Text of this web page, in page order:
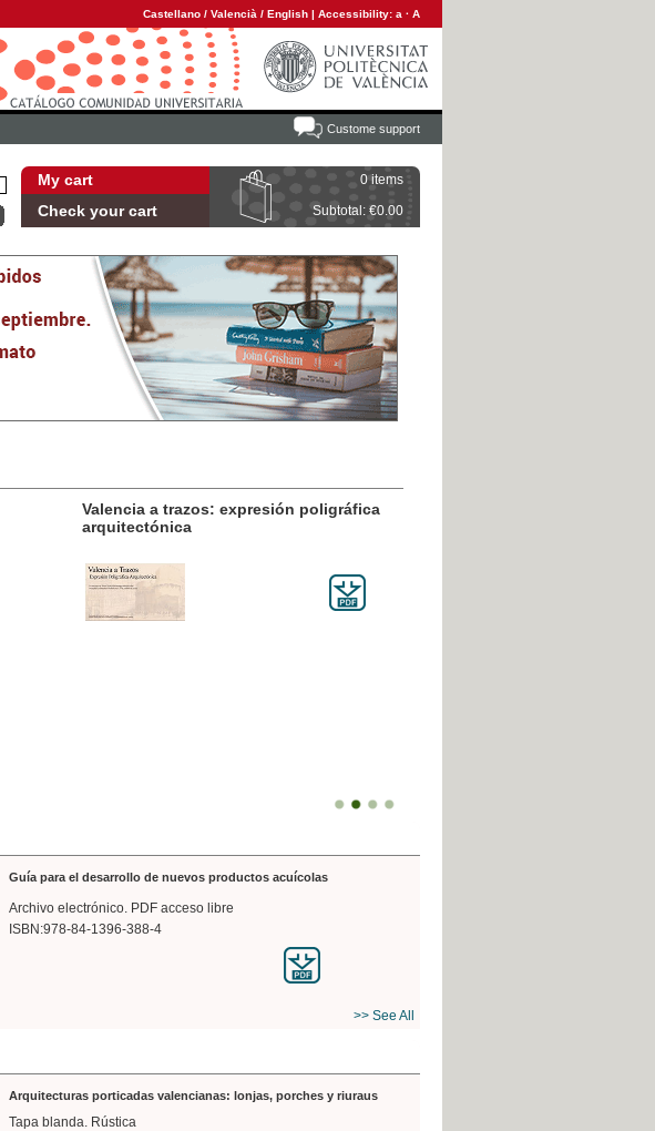
Castellano / Valencià / English | Accessibility: a · A
Custome support
My cart 0 items
Check your cart Subtotal: €0.00
Valencia a trazos: expresión poligráfica
arquitectónica
Guía para el desarrollo de nuevos productos acuícolas
Archivo electrónico. PDF acceso libre
ISBN:978-84-1396-388-4
>> See All
Arquitecturas porticadas valencianas: lonjas, porches y riuraus
Tapa blanda. Rústica